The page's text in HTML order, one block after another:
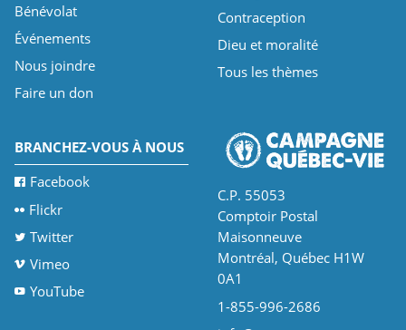
Bénévolat
Événements
Nous joindre
Faire un don
Contraception
Dieu et moralité
Tous les thèmes
BRANCHEZ-VOUS À NOUS
Facebook
Flickr
Twitter
Vimeo
YouTube
C.P. 55053
Comptoir Postal
Maisonneuve
Montréal, Québec H1W
0A1
1-855-996-2686